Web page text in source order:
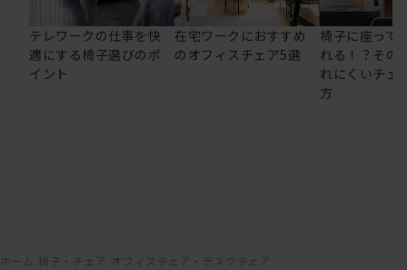
テレワークの仕事を快
適にする椅子選びのポ
イント
在宅ワークにおすすめ
のオフィスチェア5選
椅子に座って
れる！？その
れにくいチェ
方
ホーム 椅子・チェア オフィスチェア・デスクチェア